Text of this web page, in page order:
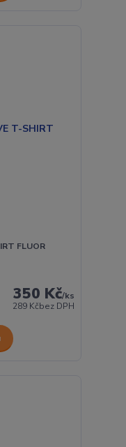
FLUOR
350 Kč/ks
289 Kčbez DPH